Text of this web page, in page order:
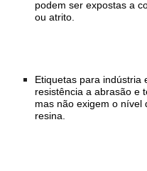
podem ser expostas a
ou atrito.
Etiquetas para indústria
resistência a abrasão e
mas não exigem o nível
resina.